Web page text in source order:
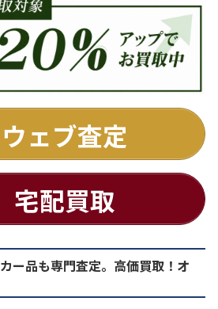
お問合せください
DENON
プリメインアンプ
お問合せください
ウェブ査定
宅配買取
ー品も専門査定。高価買取！オ